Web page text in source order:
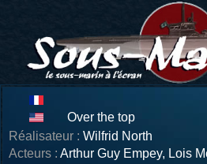
Over the top
Réalisateur : Wilfrid North
Acteurs : Arthur Guy Empey, Lois